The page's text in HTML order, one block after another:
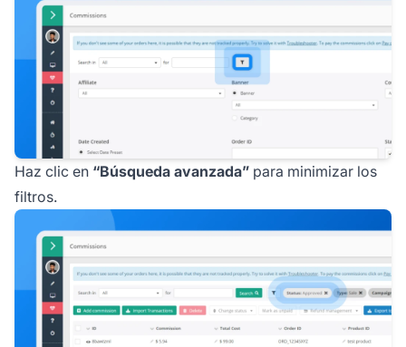
Haz clic en “Búsqueda avanzada” para minimizar los
filtros.